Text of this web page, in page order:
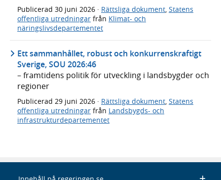
Publicerad 30 juni 2026 · Rättsliga dokument Statens
offentliga utredningar från Klimat- och
näringslivsdepartementet
Ett sammanhållet, robust och konkurrenskraftigt
Sverige, SOU 2026:46
– framtidens politik för utveckling i landsbygder och
regioner
Publicerad 29 juni 2026 · Rättsliga dokument, Statens
offentliga utredningar från Landsbygds- och
infrastrukturdepartementet